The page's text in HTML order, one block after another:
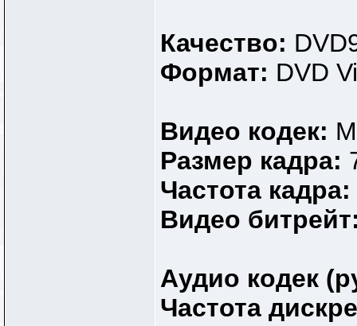
Качество:
Формат: DVD
Видео кодек:
Размер кадра:
Частота кадра:
Видео
Аудио кодек
Частота